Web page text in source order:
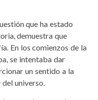
que ha estado
demuestra que
En los comienzos de la
se intentaba dar
un sentido a la
del universo.